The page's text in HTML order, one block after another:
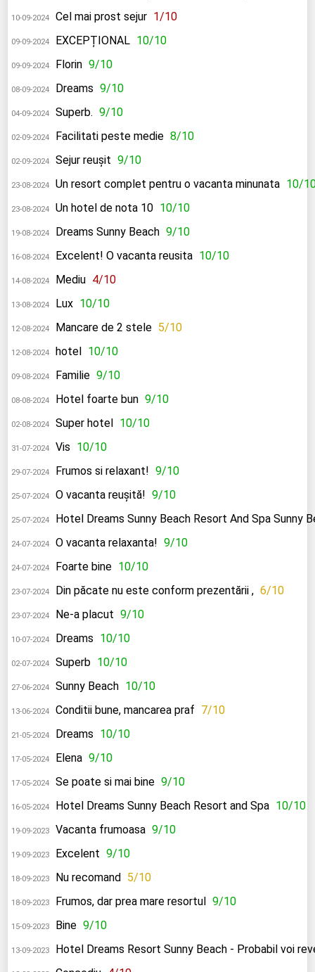
10-09-2024 Cel mai prost sejur 1/10
09-09-2024 EXCEPȚIONAL 10/10
09-09-2024 Florin 9/10
08-09-2024 Dreams 9/10
04-09-2024 Superb. 9/10
02-09-2024 Facilitati peste medie 8/10
02-09-2024 Sejur reușit 9/10
23-08-2024 Un resort complet pentru o vacanta minunata 10/
23-08-2024 Un hotel de nota 10 10/10
19-08-2024 Dreams Sunny Beach 9/10
16-08-2024 Excelent! O vacanta reusita 10/10
14-08-2024 Mediu 4/10
13-08-2024 Lux 10/10
12-08-2024 Mancare de 2 stele 5/10
12-08-2024 hotel 10/10
09-08-2024 Familie 9/10
08-08-2024 Hotel foarte bun 9/10
02-08-2024 Super hotel 10/10
31-07-2024 Vis 10/10
29-07-2024 Frumos si relaxant! 9/10
25-07-2024 O vacanta reușită! 9/10
25-07-2024 Hotel Dreams Sunny Beach Resort And Spa Sunny
24-07-2024 O vacanta relaxanta! 9/10
24-07-2024 Foarte bine 10/10
23-07-2024 Din păcate nu este conform prezentării , 6/10
23-07-2024 Ne-a placut 9/10
10-07-2024 Dreams 10/10
02-07-2024 Superb 10/10
27-06-2024 Sunny Beach 10/10
13-06-2024 Conditii bune, mancarea praf 7/10
21-05-2024 Dreams 10/10
17-05-2024 Elena 9/10
17-05-2024 Se poate si mai bine 9/10
16-05-2024 Hotel Dreams Sunny Beach Resort and Spa 10/10
19-09-2023 Vacanta frumoasa 9/10
19-09-2023 Excelent 9/10
18-09-2023 Nu recomand 5/10
18-09-2023 Frumos, dar prea mare resortul 9/10
15-09-2023 Bine 9/10
13-09-2023 Hotel Dreams Resort Sunny Beach - Probabil voi